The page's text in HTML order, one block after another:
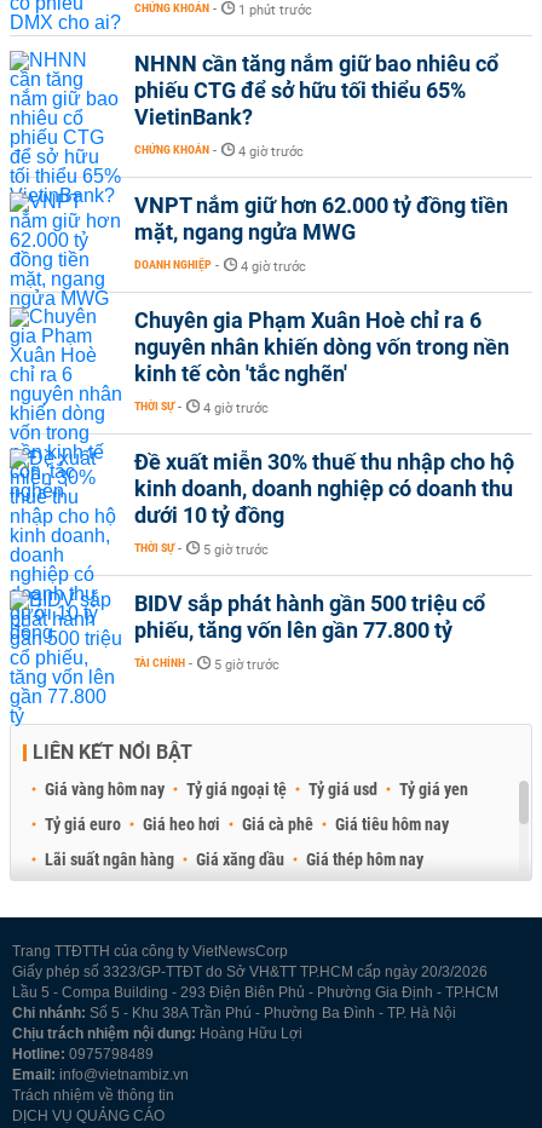
CHỨNG KHOÁN - 1 phút trước
NHNN cần tăng nắm giữ bao nhiêu cổ
phiếu CTG để sở hữu tối thiểu 65%
VietinBank?
CHỨNG KHOÁN - 4 giờ trước
VNPT nắm giữ hơn 62.000 tỷ đồng tiền
mặt, ngang ngửa MWG
DOANH NGHIỆP - 4 giờ trước
Chuyên gia Phạm Xuân Hoè chỉ ra 6
nguyên nhân khiến dòng vốn trong nền
kinh tế còn 'tắc nghẽn'
THỜI SỰ - 4 giờ trước
Đề xuất miễn 30% thuế thu nhập cho hộ
kinh doanh, doanh nghiệp có doanh thu
dưới 10 tỷ đồng
THỜI SỰ - 5 giờ trước
BIDV sắp phát hành gần 500 triệu cổ
phiếu, tăng vốn lên gần 77.800 tỷ
TÀI CHÍNH - 5 giờ trước
LIÊN KẾT NỔI BẬT
Giá vàng hôm nay Tỷ giá ngoại tệ Tỷ giá usd
Tỷ giá yen
Tỷ giá euro
Giá heo hơi Giá cà phê
Giá tiêu hôm nay
Lãi suất ngân hàng
Giá xăng dầu
Giá thép hôm nay
Trang TTĐTTH của công ty VietNewsCorp
Giấy phép số 3323/GP-TTĐT do Sở VH&TT TP.HCM cấp ngày 20/3/2026
Lầu 5 - Compa Building - 293 Điện Biên Phủ - Phường Gia Định - TP.HCM
Chi nhánh: Số 5 - Khu 38A Trần Phú - Phường Ba Đình - TP. Hà Nội
Chịu trách nhiệm nội dung: Hoàng Hữu Lợi
Hotline: 0975798489
Email: info@vietnambiz.vn
Trách nhiệm về thông tin
DỊCH VỤ QUẢNG CÁO